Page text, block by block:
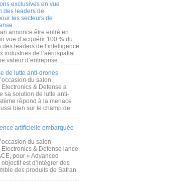
exclusives en vue
des leaders de
les secteurs de
annonce être entré en
vue d’acquérir 100 % du
des leaders de l’intelligence
industries de l’aérospatial
valeur d’entreprise...
de lutte anti-drones
du salon
& Defense a
sa solution de lutte anti-
répond à la menace
bien sur le champ de
artificielle embarquée
du salon
& Defense lance
pour « Advanced
est d’intégrer des
des produits de Safran